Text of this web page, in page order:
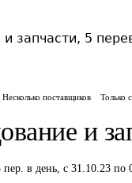
запчасти, 5
Несколько поставщиков Только
и
пер. в день, с 31.10.23 по